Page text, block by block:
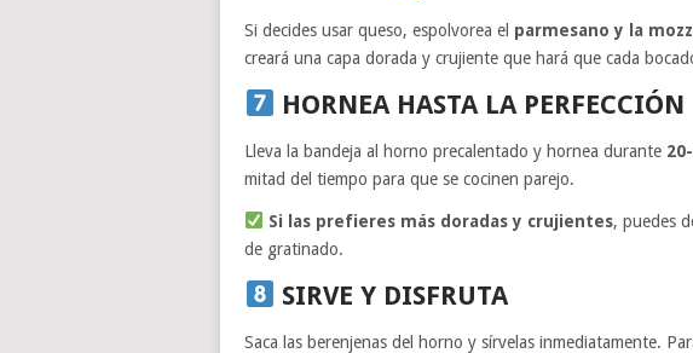
Si decides usar queso, espolvorea el parmesano y la
creará una capa dorada y crujiente que hará que cada
HORNEA HASTA LA PERFECCIÓN
Lleva la bandeja al horno precalentado y hornea durante
mitad del tiempo para que se cocinen parejo.
Si las prefieres más doradas y crujientes, puedes
de gratinado.
SIRVE Y DISFRUTA
Saca las berenjenas del horno y sírvelas inmediatamente.